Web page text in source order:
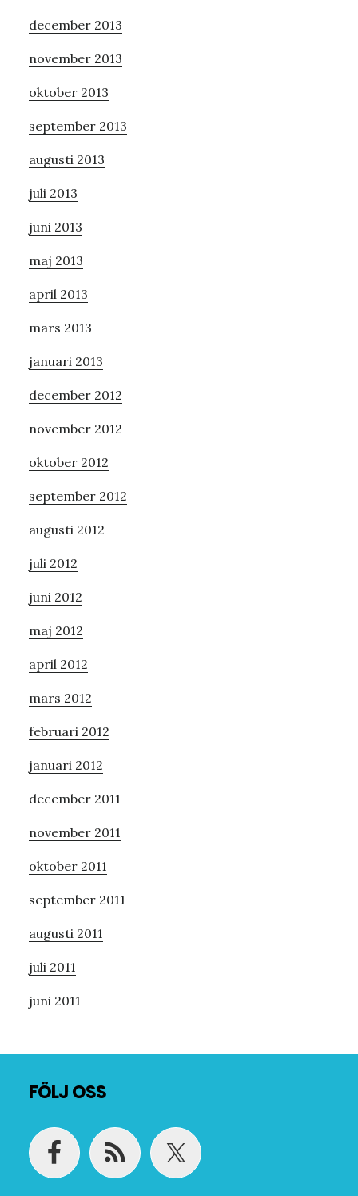
december 2013
november 2013
oktober 2013
september 2013
augusti 2013
juli 2013
juni 2013
maj 2013
april 2013
mars 2013
januari 2013
december 2012
november 2012
oktober 2012
september 2012
augusti 2012
juli 2012
juni 2012
maj 2012
april 2012
mars 2012
februari 2012
januari 2012
december 2011
november 2011
oktober 2011
september 2011
augusti 2011
juli 2011
juni 2011
FÖLJ OSS